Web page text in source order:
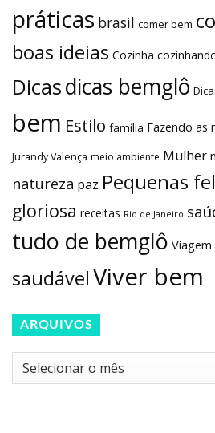
práticas brasil comer bem
boas ideias Cozinha
Dicasdicas bemglô
bem Estilo família Fazendo as
Jurandy Valença meio ambiente Mulher
natureza paz Pequenas
gloriosa receitas Rio de Janeiro
tudo de bemglô Viagem
saudávelViver bem
ARQUIVOS
Arquivos